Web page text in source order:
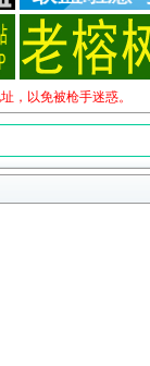
，以免被枪手迷惑。